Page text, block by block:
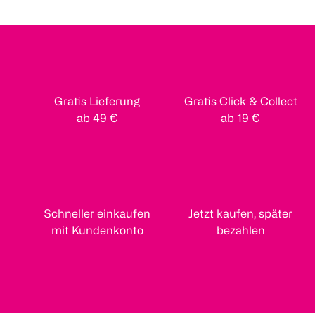
Gratis Lieferung
ab 49 €
Gratis Click & Collect
ab 19 €
Schneller einkaufen
mit Kundenkonto
Jetzt kaufen, später
bezahlen